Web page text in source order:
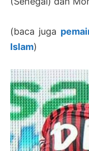
(baca juga
Islam)